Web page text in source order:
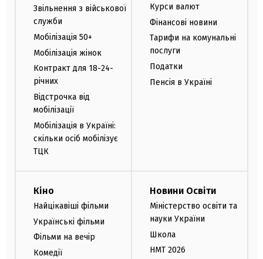
Звільнення з військової
служби
Мобілізація 50+
Мобілізація жінок
Контракт для 18-24-
річних
Відстрочка від
мобілізації
Мобілізація в Україні:
скільки осіб мобілізує
ТЦК
Курси валют
Фінансові новини
Тарифи на комунальні
послуги
Податки
Пенсія в Україні
Кіно
Найцікавіші фільми
Українські фільми
Фільми на вечір
Комедії
Новини Освіти
Міністерство освіти та
науки України
Школа
НМТ 2026